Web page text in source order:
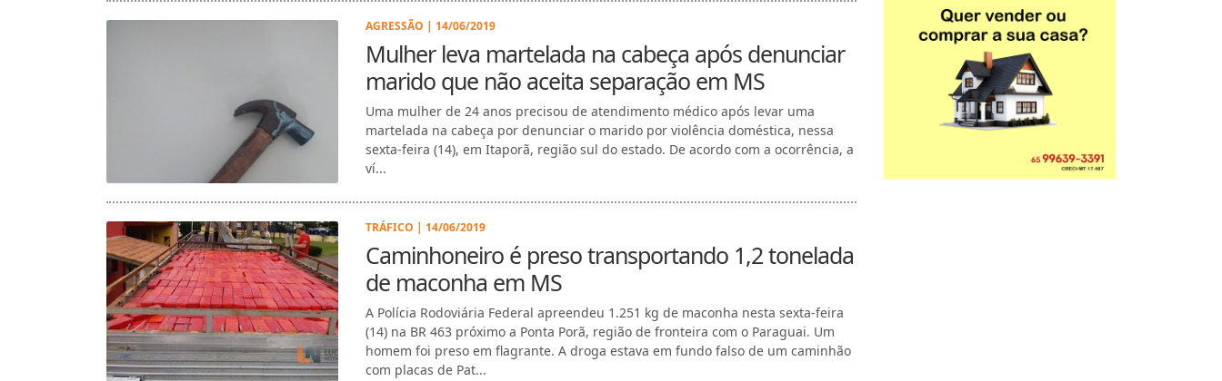
AGRESSÃO | 14/06/2019
Mulher leva martelada na cabeça após denunciar
marido que não aceita separação em MS
Uma mulher de 24 anos precisou de atendimento médico após levar uma
martelada na cabeça por denunciar o marido por violência doméstica, nessa
sexta-feira (14), em Itaporã, região sul do estado. De acordo com a ocorrência, a
TRÁFICO | 14/06/2019
Caminhoneiro é preso transportando 1,2 tonelada
de maconha em MS
A Polícia Rodoviária Federal apreendeu 1.251 kg de maconha nesta sexta-feira
(14) na BR 463 próximo a Ponta Porã, região de fronteira com o Paraguai. Um
homem foi preso em flagrante. A droga estava em fundo falso de um caminhão